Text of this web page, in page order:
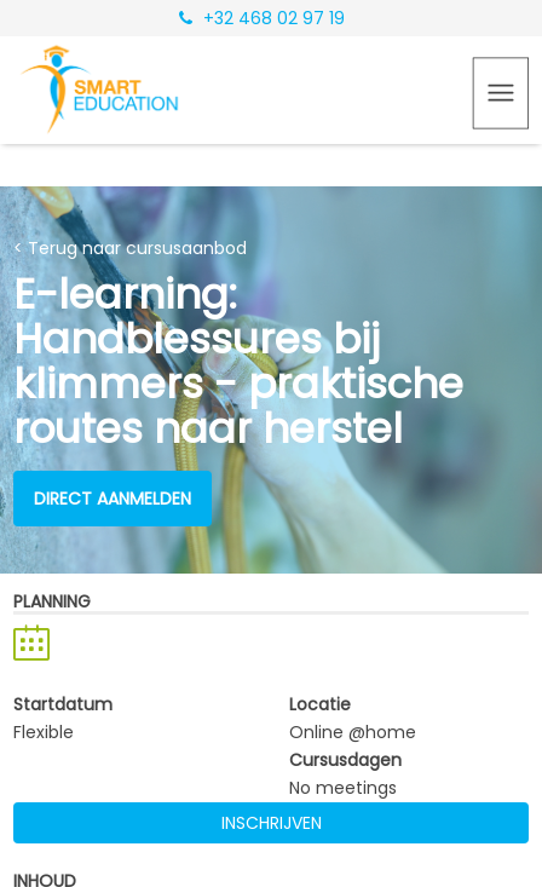
+32 468 02 97 19
< Terug naar cursusaanbod
E-learning:
Handblessures bij
klimmers - praktische
routes naar herstel
DIRECT AANMELDEN
PLANNING
Startdatum
Flexible
Locatie
Online @home
Cursusdagen
No meetings
INSCHRIJVEN
INHOUD